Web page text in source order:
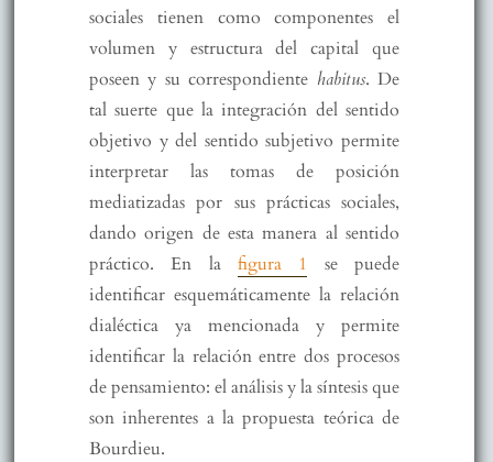
sociales tienen como componentes el
volumen y estructura del capital que
poseen y su correspondiente habitus. De
tal suerte que la integración del sentido
objetivo y del sentido subjetivo permite
interpretar las tomas de posición
mediatizadas por sus prácticas sociales,
dando origen de esta manera al sentido
práctico. En lafigura 1 se puede
identificar esquemáticamente la relación
dialéctica ya mencionada y permite
identificar la relación entre dos procesos
de pensamiento: el análisis y la síntesis que
son inherentes a la propuesta teórica de
Bourdieu.